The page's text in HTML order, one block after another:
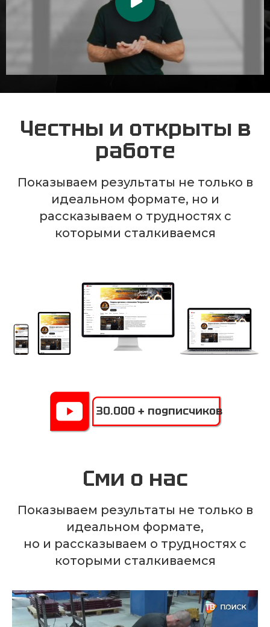
Честны и открыты в
работе
Показываем результаты не только в
идеальном формате, но и
рассказываем о трудностях с
которыми сталкиваемся
30.000 + подписчиков
Cми о нас
Показываем результаты не только в
идеальном формате,
но и рассказываем о трудностях с
которыми сталкиваемся